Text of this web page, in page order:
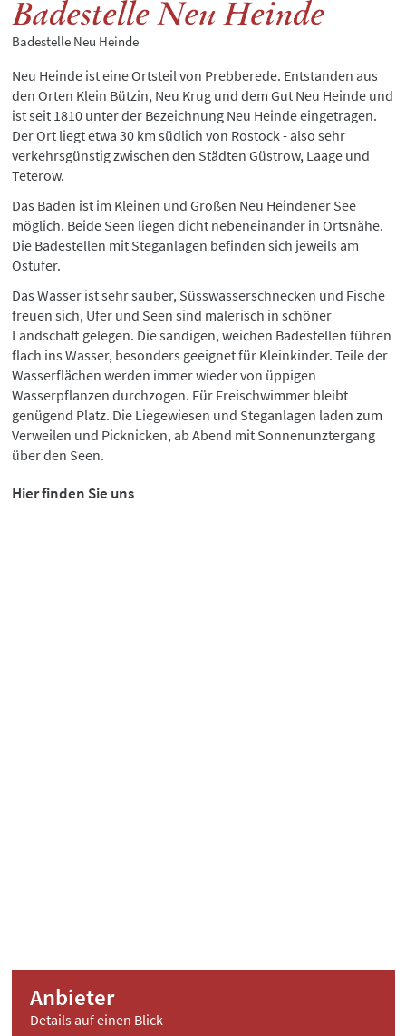
Badestelle Neu Heinde
Badestelle Neu Heinde
Neu Heinde ist eine Ortsteil von Prebberede. Entstanden aus
den Orten Klein Bützin, Neu Krug und dem Gut Neu Heinde und
ist seit 1810 unter der Bezeichnung Neu Heinde eingetragen.
Der Ort liegt etwa 30 km südlich von Rostock - also sehr
verkehrsgünstig zwischen den Städten Güstrow, Laage und
Teterow.
Das Baden ist im Kleinen und Großen Neu Heindener See
möglich. Beide Seen liegen dicht nebeneinander in Ortsnähe.
Die Badestellen mit Steganlagen befinden sich jeweils am
Ostufer.
Das Wasser ist sehr sauber, Süsswasserschnecken und Fische
freuen sich, Ufer und Seen sind malerisch in schöner
Landschaft gelegen. Die sandigen, weichen Badestellen führen
flach ins Wasser, besonders geeignet für Kleinkinder. Teile der
Wasserflächen werden immer wieder von üppigen
Wasserpflanzen durchzogen. Für Freischwimmer bleibt
genügend Platz. Die Liegewiesen und Steganlagen laden zum
Verweilen und Picknicken, ab Abend mit Sonnenunztergang
über den Seen.
Hier finden Sie uns
Anbieter
Details auf einen Blick